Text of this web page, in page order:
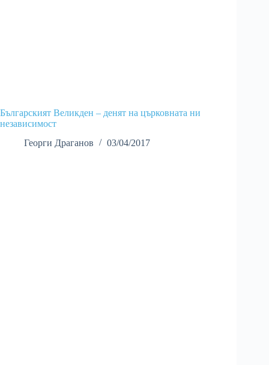
Българският Великден – денят на църковната ни
независимост
Георги Драганов
03/04/2017